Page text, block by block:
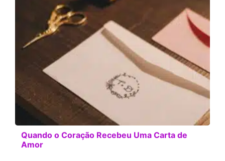
Quando o Coração Recebeu Uma Carta de
Amor